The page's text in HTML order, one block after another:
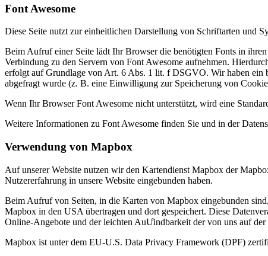
Font Awesome
Diese Seite nutzt zur einheitlichen Darstellung von Schriftarten und
Beim Aufruf einer Seite lädt Ihr Browser die benötigten Fonts in
Verbindung zu den Servern von Font Awesome aufnehmen.
erfolgt auf Grundlage von Art. 6 Abs. 1 lit. f DSGVO. Wir haben ein
abgefragt wurde (z. B. eine Einwilligung zur Speicherung von
Wenn Ihr Browser Font Awesome nicht unterstützt, wird eine
Weitere Informationen zu Font Awesome finden Sie und in der
Verwendung von Mapbox
Auf unserer Website nutzen wir den Kartendienst Mapbox der
Nutzererfahrung in unsere Website eingebunden haben.
Beim Aufruf von Seiten, in die Karten von Mapbox eingebunden
Mapbox in den USA übertragen und dort gespeichert. Diese
Online-Angebote und der leichten AuƯindbarkeit der von uns auf der
Mapbox ist unter dem EU-U.S. Data Privacy Framework (DPF)